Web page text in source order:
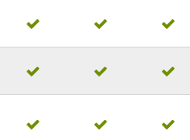
  
  
  